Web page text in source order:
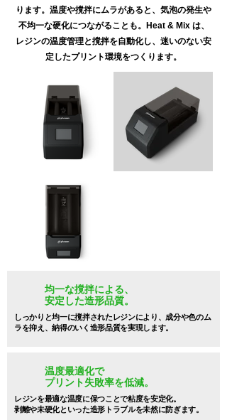
ります。温度や撹拌にムラがあると、気泡の発生や
不均一な硬化につながることも。Heat & Mix は、
レジンの温度管理と撹拌を自動化し、迷いのない安
定したプリント環境をつくります。
均一な撹拌による、
安定した造形品質。
しっかりと均一に撹拌されたレジンにより、成分や色のム
ラを抑え、納得のいく造形品質を実現します。
温度最適化で
プリント失敗率を低減。
レジンを最適な温度に保つことで粘度を安定化。
剥離や未硬化といった造形トラブルを未然に防ぎます。